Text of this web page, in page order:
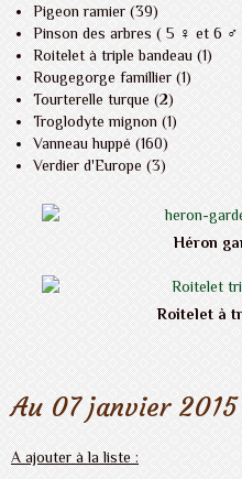
Pigeon ramier (39)
Pinson des arbres ( 5 ♀ et 6 ♂
Roitelet à triple bandeau (1)
Rougegorge famillier (1)
Tourterelle turque (2)
Troglodyte mignon (1)
Vanneau huppé (160)
Verdier d'Europe (3)
Héron
Roitelet à
Au 07 janvier 2015
A ajouter à la liste :